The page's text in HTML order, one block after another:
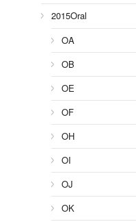
2015Oral
OA
OB
OE
OF
OH
OI
OJ
OK